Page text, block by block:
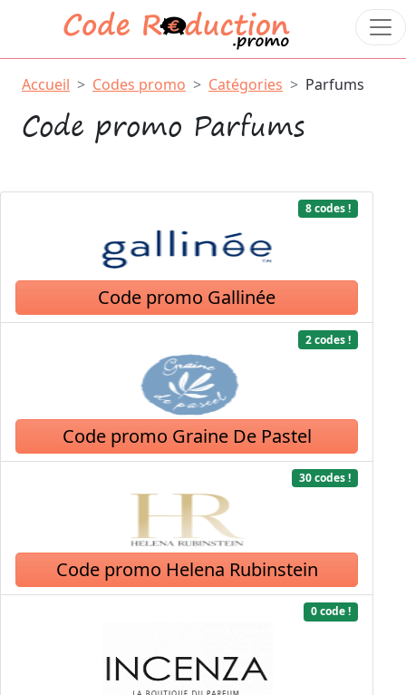
Accueil Codes promo Catégories Parfums
Code promo Parfums
8 codes !
Code promo Gallinée
2 codes !
Code promo Graine De Pastel
30 codes !
Code promo Helena Rubinstein
0 code !